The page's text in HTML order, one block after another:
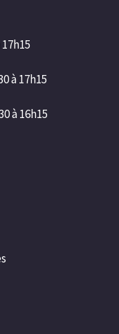
à 17h15
à 16h15